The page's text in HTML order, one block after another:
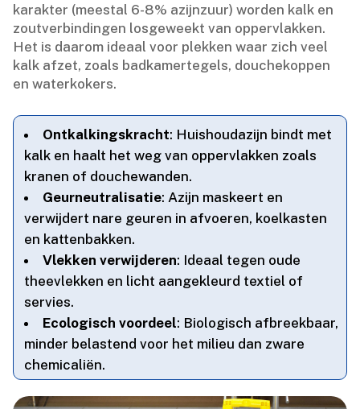
karakter (meestal 6-8% azijnzuur) worden kalk en
zoutverbindingen losgeweekt van oppervlakken.​
Het is daarom ideaal voor plekken waar zich veel
kalk afzet, zoals badkamertegels, douchekoppen
en waterkokers.​
Ontkalkingskracht: Huishoudazijn bindt met
kalk en haalt het weg van oppervlakken zoals
kranen of douchewanden.​
Geurneutralisatie: Azijn maskeert en
verwijdert nare geuren in afvoeren, koelkasten
en kattenbakken.​
Vlekken verwijderen: Ideaal tegen oude
theevlekken en licht aangekleurd textiel of
servies.​
Ecologisch voordeel: Biologisch afbreekbaar,
minder belastend voor het milieu dan zware
chemicaliën.​